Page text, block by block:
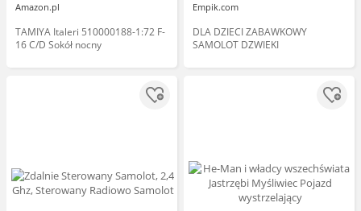
Amazon.pl
TAMIYA Italeri 510000188-1:72 F-
16 C/D Sokół nocny
Empik.com
DLA DZIECI ZABAWKOWY
SAMOLOT DZWIEKI